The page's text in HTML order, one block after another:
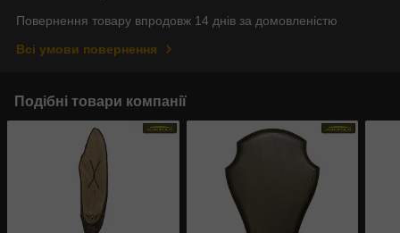
Повернення товару впродовж 14 днів за домовленістю
Всі умови повернення
Подібні товари компанії